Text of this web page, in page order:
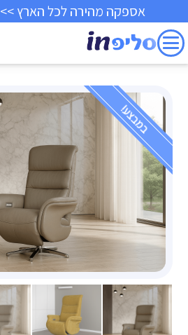
אספקה מהירה לכל הארץ >> 30 ימי ניסיון >>
במבצע!